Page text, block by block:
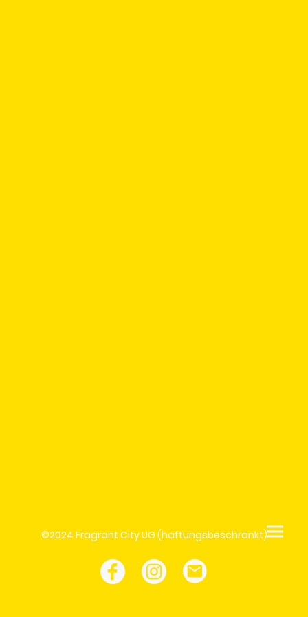
©2024 Fragrant City UG (haftungsbeschränkt)